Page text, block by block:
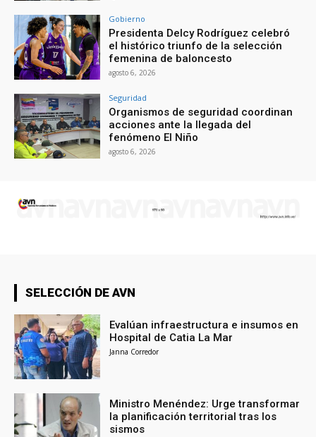
Gobierno
Presidenta Delcy Rodríguez celebró
el histórico triunfo de la selección
femenina de baloncesto
agosto 6, 2026
Seguridad
Organismos de seguridad coordinan
acciones ante la llegada del
fenómeno El Niño
agosto 6, 2026
SELECCIÓN DE AVN
Evalúan infraestructura e insumos en
Hospital de Catia La Mar
Janna Corredor
Ministro Menéndez: Urge transformar
la planificación territorial tras los
sismos